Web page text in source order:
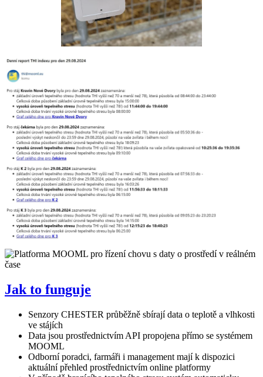
Jak to funguje
Senzory CHESTER průběžně sbírají data o teplotě a vlhkosti
ve stájích
Data jsou prostřednictvím API propojena přímo se systémem
MOOML
Odborní poradci, farmáři i management mají k dispozici
aktuální přehled prostřednictvím online platformy